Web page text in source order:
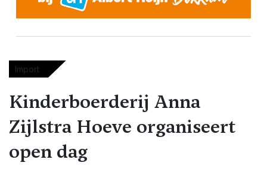
Import
Kinderboerderij Anna
Zijlstra Hoeve organiseert
open dag